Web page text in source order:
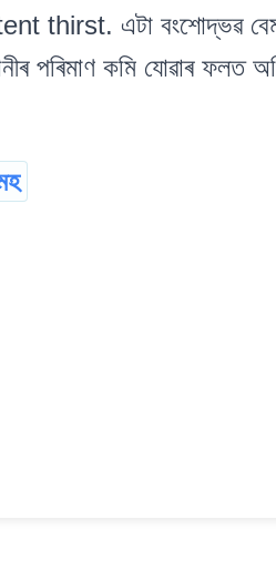
এটা বংশোদ্ভৱ
পৰিমাণ কমি যোৱাৰ ফলত